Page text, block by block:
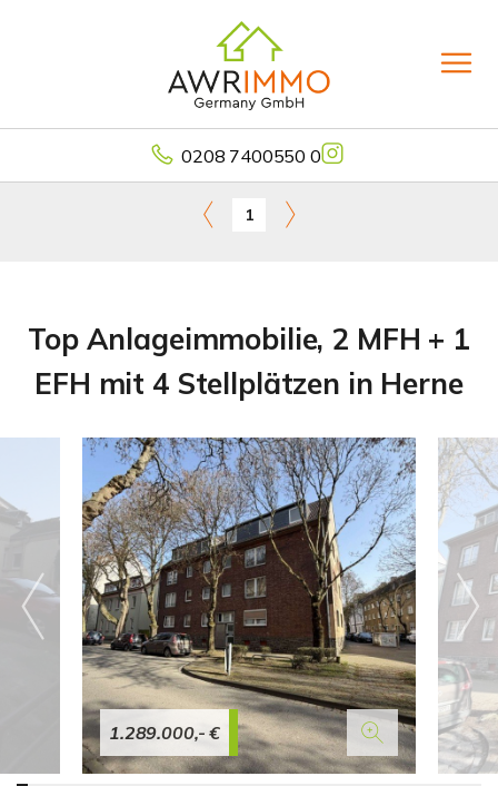
0208 7400550 0
1
Top Anlageimmobilie, 2 MFH + 1
EFH mit 4 Stellplätzen in Herne
1.289.000,- €